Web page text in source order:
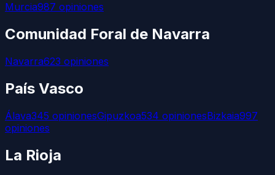
Murcia987 opiniones
Comunidad Foral de Navarra
Navarra623 opiniones
País Vasco
Álava345 opinionesGipuzkoa534 opinionesBizkaia997
opiniones
La Rioja